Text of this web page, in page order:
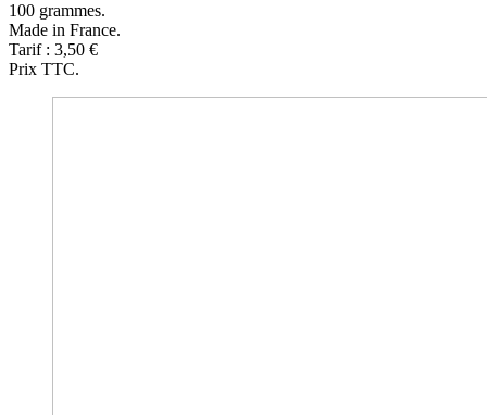
100 grammes.
Made in France.
Tarif : 3,50 €
Prix TTC.